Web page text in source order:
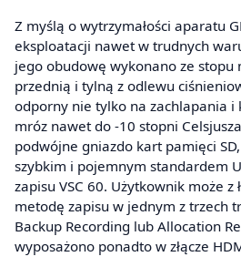
Z myślą o wytrzymałości aparatu
eksploatacji nawet w trudnych
jego obudowę wykonano ze stopu
przednią i tylną z odlewu
odporny nie tylko na zachlapania i
mróz nawet do -10 stopni
podwójne gniazdo kart pamięci
szybkim i pojemnym standardem
zapisu VSC 60. Użytkownik może z
metodę zapisu w jednym z trzech
Backup Recording lub Allocation
wyposażono ponadto w złącze